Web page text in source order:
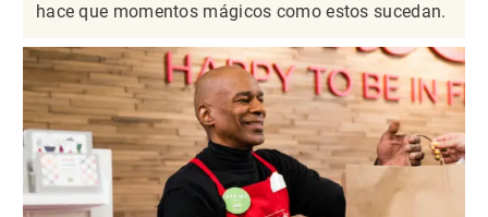
hace que momentos mágicos como estos sucedan.